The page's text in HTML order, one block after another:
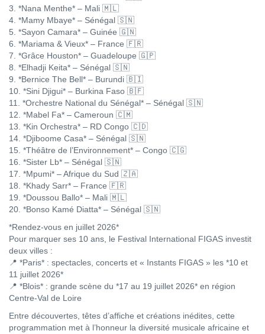
3. *Nana Menthe* – Mali 🇲🇱
4. *Mamy Mbaye* – Sénégal 🇸🇳
5. *Sayon Camara* – Guinée 🇬🇳
6. *Mariama & Vieux* – France 🇫🇷
7. *Grâce Houston* – Guadeloupe 🇬🇵
8. *Elhadji Keita* – Sénégal 🇸🇳
9. *Bernice The Bell* – Burundi 🇧🇮
10. *Sini Djigui* – Burkina Faso 🇧🇫
11. *Orchestre National du Sénégal* – Sénégal 🇸🇳
12. *Mabel Fa* – Cameroun 🇨🇲
13. *Kin Orchestra* – RD Congo 🇨🇩
14. *Djiboome Casa* – Sénégal 🇸🇳
15. *Théâtre de l’Environnement* – Congo 🇨🇬
16. *Sister Lb* – Sénégal 🇸🇳
17. *Mpumi* – Afrique du Sud 🇿🇦
18. *Khady Sarr* – France 🇫🇷
19. *Doussou Ballo* – Mali 🇲🇱
20. *Bonso Kamé Diatta* – Sénégal 🇸🇳
*Rendez-vous en juillet 2026*
Pour marquer ses 10 ans, le Festival International FIGAS investit
deux villes :
📍 *Paris* : spectacles, concerts et « Instants FIGAS » les *10 et
11 juillet 2026*
📍 *Blois* : grande scène du *17 au 19 juillet 2026* en région
Centre-Val de Loire
Entre découvertes, têtes d’affiche et créations inédites, cette
programmation met à l’honneur la diversité musicale africaine et